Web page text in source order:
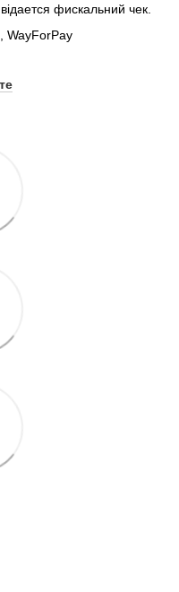
фискальний чек.
WayForPay